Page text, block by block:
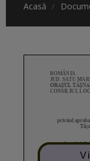
Acasă